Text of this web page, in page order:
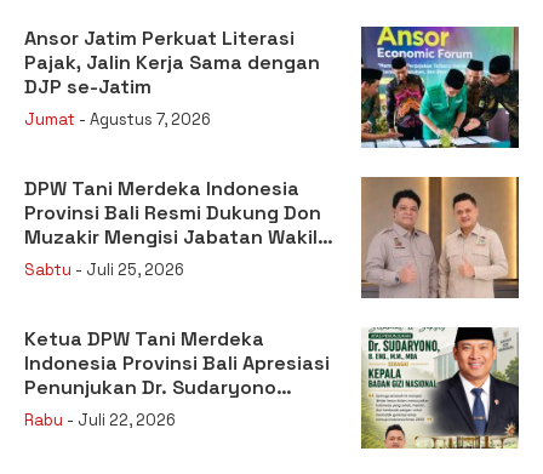
Ansor Jatim Perkuat Literasi
Pajak, Jalin Kerja Sama dengan
DJP se-Jatim
Jumat - Agustus 7, 2026
DPW Tani Merdeka Indonesia
Provinsi Bali Resmi Dukung Don
Muzakir Mengisi Jabatan Wakil
Menteri Pertanian RI
Sabtu - Juli 25, 2026
Ketua DPW Tani Merdeka
Indonesia Provinsi Bali Apresiasi
Penunjukan Dr. Sudaryono
sebagai Kepala Badan Gizi
Rabu - Juli 22, 2026